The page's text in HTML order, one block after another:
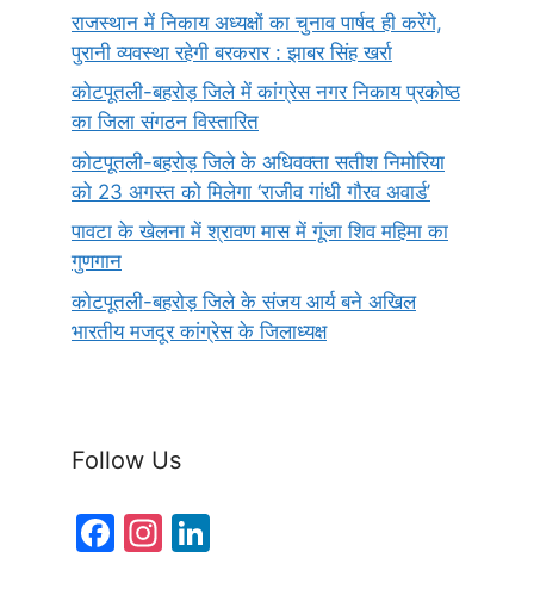
राजस्थान में निकाय अध्यक्षों का चुनाव पार्षद ही करेंगे,
पुरानी व्यवस्था रहेगी बरकरार : झाबर सिंह खर्रा
कोटपूतली-बहरोड़ जिले में कांग्रेस नगर निकाय प्रकोष्ठ
का जिला संगठन विस्तारित
कोटपूतली-बहरोड़ जिले के अधिवक्ता सतीश निमोरिया
को 23 अगस्त को मिलेगा ‘राजीव गांधी गौरव अवार्ड’
पावटा के खेलना में श्रावण मास में गूंजा शिव महिमा का
गुणगान
कोटपूतली-बहरोड़ जिले के संजय आर्य बने अखिल
भारतीय मजदूर कांग्रेस के जिलाध्यक्ष
Follow Us
F
In